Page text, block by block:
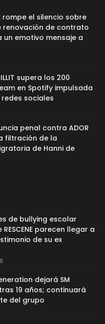
rompe el silencio sobre
renovación de contrato
un emotivo mensaje a
supera los 200
en Spotify impulsada
sociales
penal contra ADOR
filtración de la
de Hanni de
de bullying escolar
parecen llegar a
de su ex
dejará SM
19 años; continuará
del grupo